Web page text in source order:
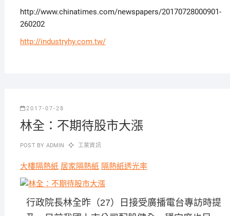
http://www.chinatimes.com/newspapers/20170728000901-
260202
http://industryhy.com.tw/
2017-07-28
林全：不期待股市大漲
POST BY ADMIN 工業資訊
大樓隔熱紙 居家隔熱紙 隔熱紙透光率
行政院長林全昨（27）日接受廣播電台專訪時提